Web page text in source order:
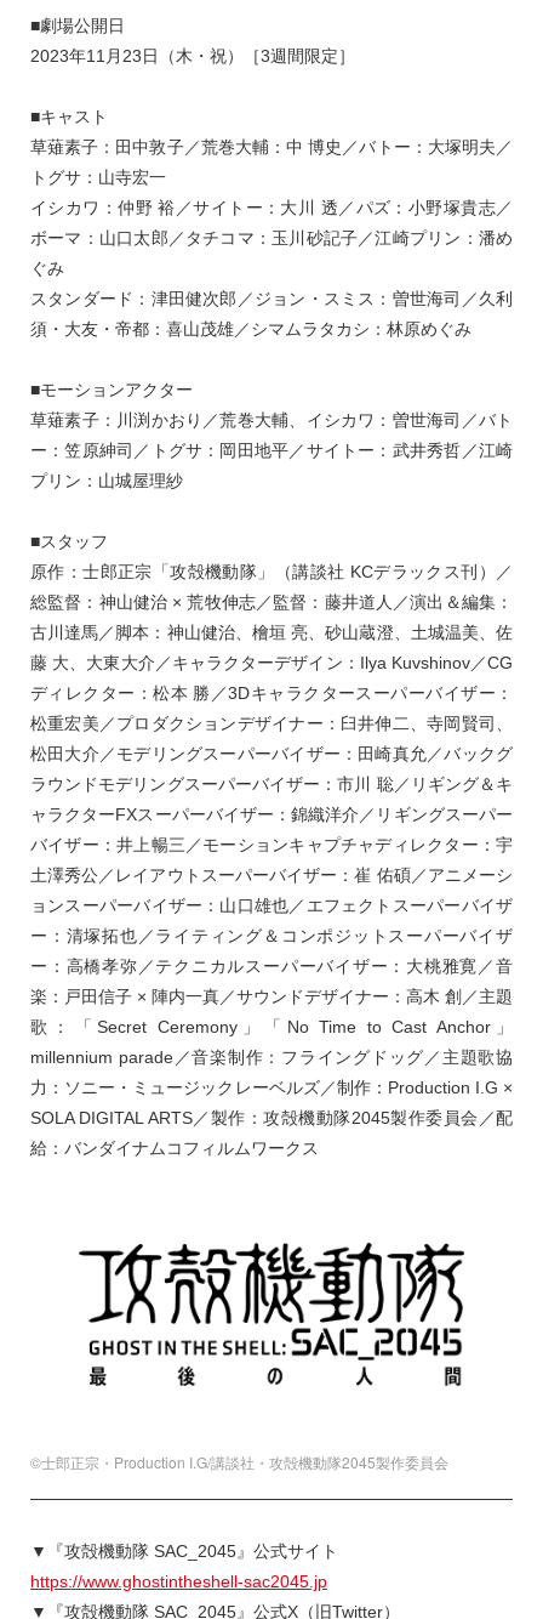
■劇場公開日
2023年11月23日（木・祝）［3週間限定］
■キャスト
草薙素子：田中敦子／荒巻大輔：中 博史／バトー：大塚明夫／
トグサ：山寺宏一
イシカワ：仲野 裕／サイトー：大川 透／パズ：小野塚貴志／
ボーマ：山口太郎／タチコマ：玉川砂記子／江崎プリン：潘め
ぐみ
スタンダード：津田健次郎／ジョン・スミス：曽世海司／久利
須・大友・帝都：喜山茂雄／シマムラタカシ：林原めぐみ
■モーションアクター
草薙素子：川渕かおり／荒巻大輔、イシカワ：曽世海司／バト
ー：笠原紳司／トグサ：岡田地平／サイトー：武井秀哲／江崎
プリン：山城屋理紗
■スタッフ
原作：士郎正宗「攻殻機動隊」（講談社 KCデラックス刊）／
総監督：神山健治 × 荒牧伸志／監督：藤井道人／演出＆編集：
古川達馬／脚本：神山健治、檜垣 亮、砂山蔵澄、土城温美、佐
藤 大、大東大介／キャラクターデザイン：Ilya Kuvshinov／CG
ディレクター：松本 勝／3Dキャラクタースーパーバイザー：
松重宏美／プロダクションデザイナー：臼井伸二、寺岡賢司、
松田大介／モデリングスーパーバイザー：田崎真允／バックグ
ラウンドモデリングスーパーバイザー：市川 聡／リギング＆キ
ャラクターFXスーパーバイザー：錦織洋介／リギングスーパー
バイザー：井上暢三／モーションキャプチャディレクター：宇
土澤秀公／レイアウトスーパーバイザー：崔 佑碩／アニメーシ
ョンスーパーバイザー：山口雄也／エフェクトスーパーバイザ
ー：清塚拓也／ライティング＆コンポジットスーパーバイザ
ー：高橋孝弥／テクニカルスーパーバイザー：大桃雅寛／音
楽：戸田信子 × 陣内一真／サウンドデザイナー：高木 創／主題
歌：「Secret Ceremony」「No Time to Cast Anchor」
millennium parade／音楽制作：フライングドッグ／主題歌協
力：ソニー・ミュージックレーベルズ／制作：Production I.G ×
SOLA DIGITAL ARTS／製作：攻殻機動隊2045製作委員会／配
給：バンダイナムコフィルムワークス
©士郎正宗・Production I.G/講談社・攻殻機動隊2045製作委員会
▼『攻殻機動隊 SAC_2045』公式サイト
https://www.ghostintheshell-sac2045.jp
▼『攻殻機動隊 SAC_2045』公式X（旧Twitter）